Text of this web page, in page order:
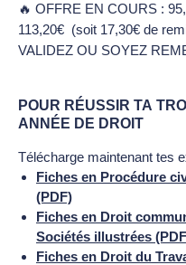
🔥 OFFRE EN COURS :
113,20€ (soit 17,30€ de
VALIDEZ OU SOYEZ
POUR RÉUSSIR TA
ANNÉE DE DROIT
Télécharge maintenant tes
Fiches en Procédure
(PDF)
Fiches en Droit
Sociétés illustrées
Fiches en Droit du